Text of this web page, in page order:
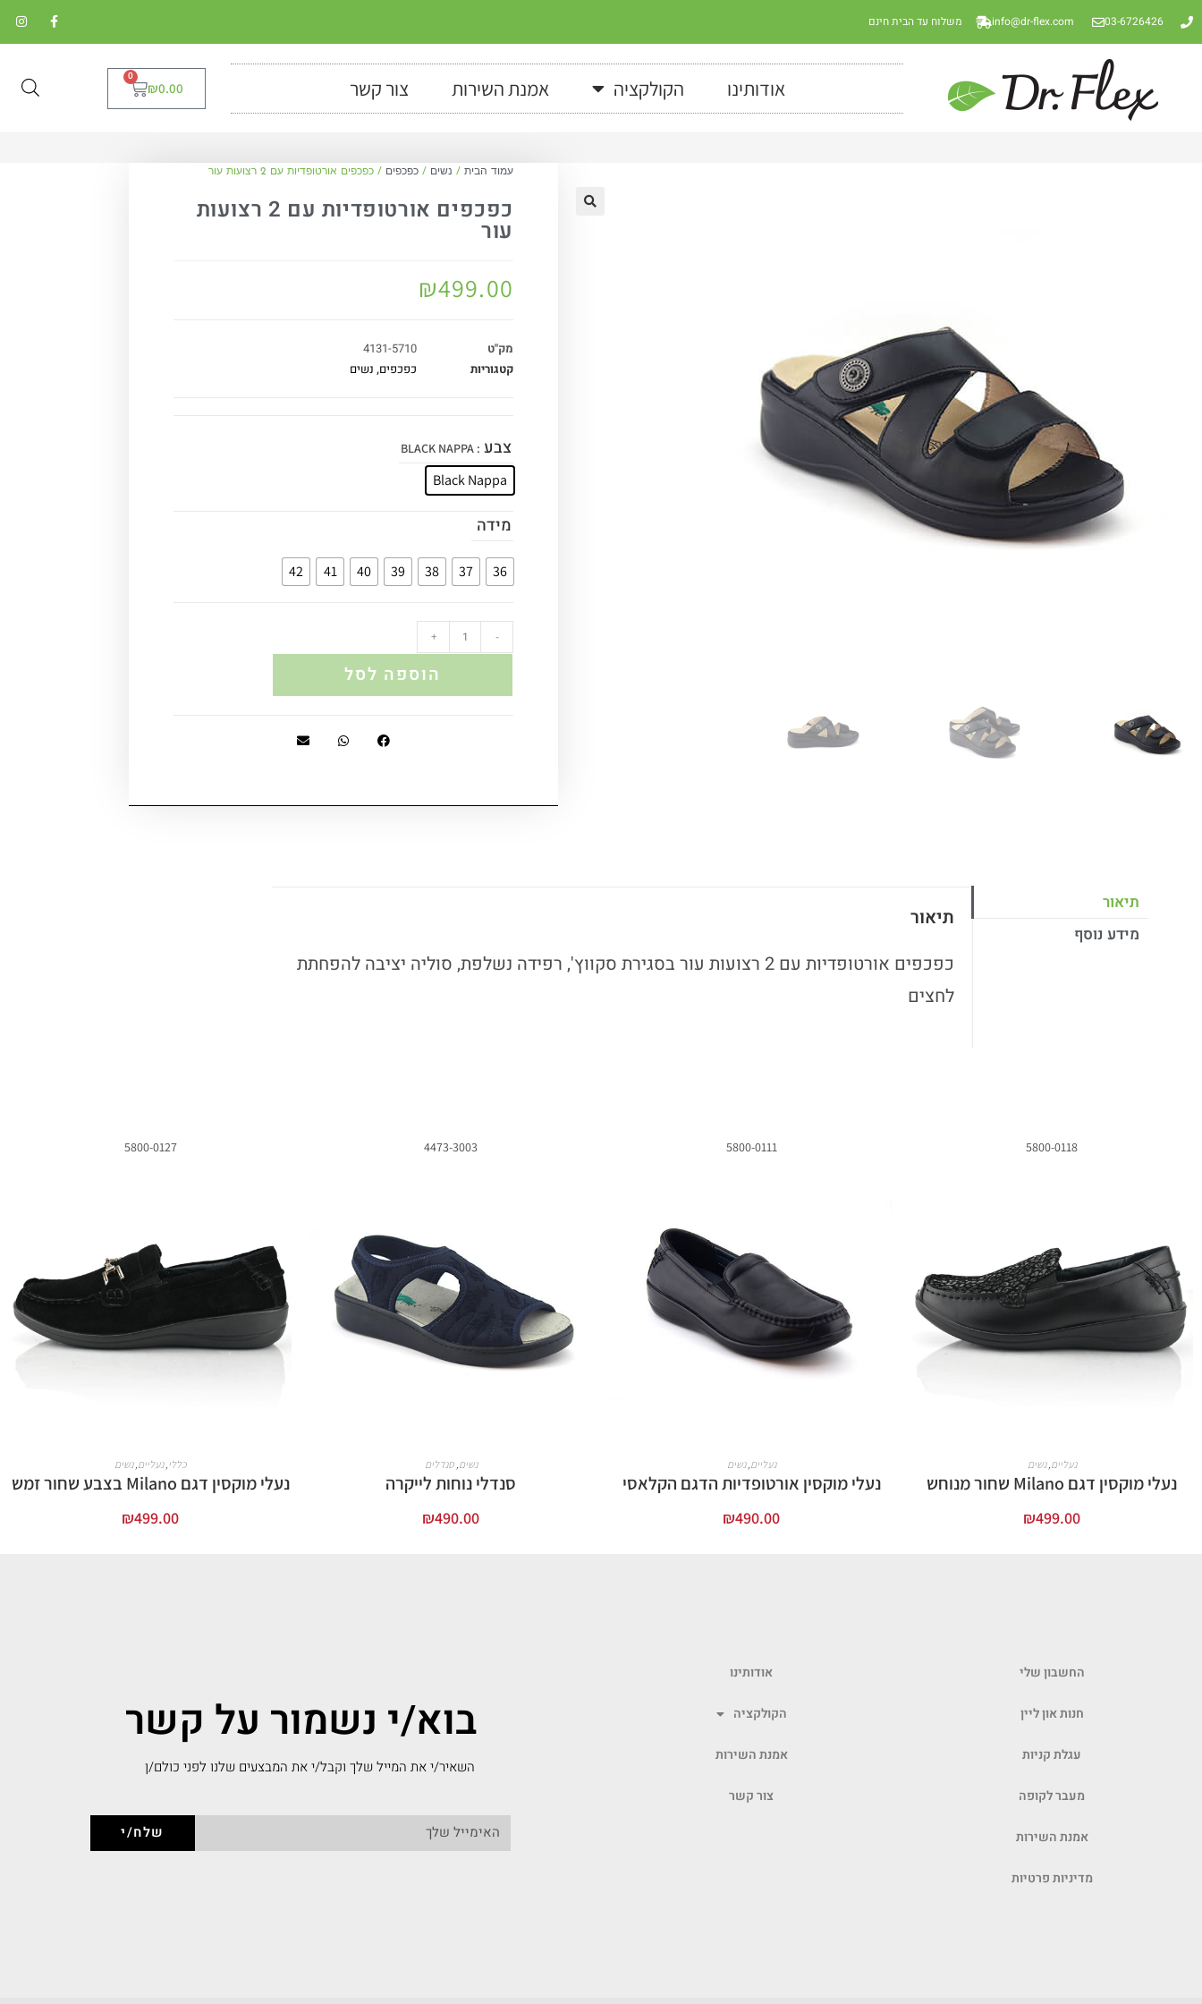
03-6726426
info@dr-flex.com משלוח עד הבית חינם
אודותינו הקולקציה אמנת השירות צור קשר ₪0.00
0
עמוד הבית / נשים / כפכפים / כפכפים אורטופדיות עם 2 רצועות עור
כפכפים אורטופדיות עם 2 רצועות
עור
₪499.00
מק"ט
4131-5710
קטגוריות
כפכפים, נשים
צבע : BLACK NAPPA
Black Nappa
מידה
36
37
38
39
40
41
42
-
+
הוספה לסל
תיאור
מידע נוסף
תיאור
כפכפים אורטופדיות עם 2 רצועות עור בסגירת סקווץ', רפידה נשלפת, סוליה יציבה להפחתת
לחצים
5800-0118
נעליים,נשים
נעלי מוקסין דגם Milano שחור מנוחש
₪499.00
5800-0111
נעליים,נשים
נעלי מוקסין אורטופדיות הדגם הקלאסי
₪490.00
4473-3003
נשים,סנדלים
סנדלי נוחות לייקרה
₪490.00
5800-0127
כללי ,נעליים,נשים
נעלי מוקסין דגם Milano בצבע שחור זמש
₪499.00
החשבון שלי
חנות און ליין
עגלת קניות
מעבר לקופה
אמנת השירות
מדיניות פרטיות
אודותינו
הקולקציה
אמנת השירות
צור קשר
בוא/י נשמור על קשר
השאיר/י את המייל שלך וקבל/י את המבצעים שלנו לפני כולם/ן
שלח/י